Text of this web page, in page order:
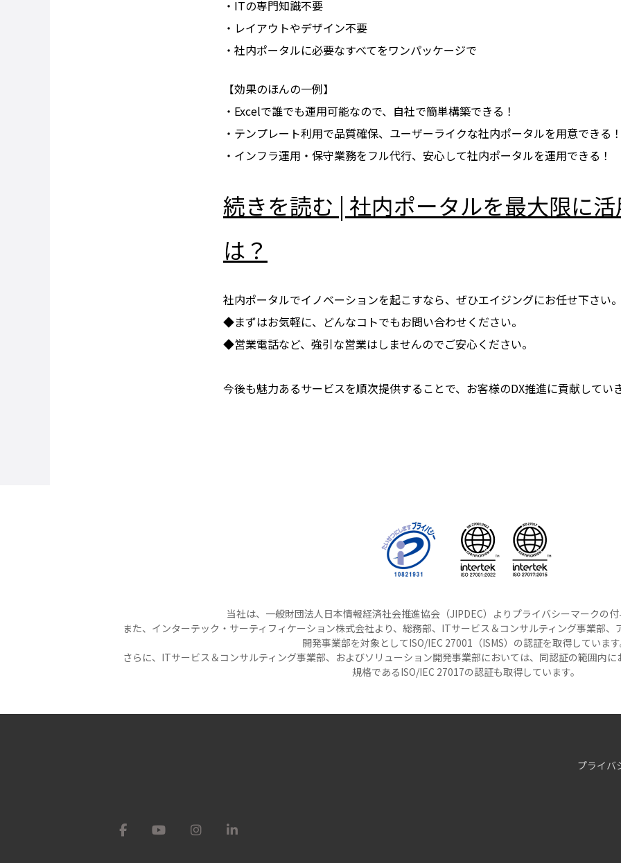
・ITの専門知識不要
・レイアウトやデザイン不要
・社内ポータルに必要なすべてをワンパッケージで
【効果のほんの一例】
・Excelで誰でも運用可能なので、自社で簡単構築できる！
・テンプレート利用で品質確保、ユーザーライクな社内ポータルを用意できる！
・インフラ運用・保守業務をフル代行、安心して社内ポータルを運用できる！
続きを読む | 社内ポータルを最大限に
は？
社内ポータルでイノベーションを起こすなら、ぜひエイジングにお任せ下さい。
◆まずはお気軽に、どんなコトでもお問い合わせください。
◆営業電話など、強引な営業はしませんのでご安心ください。
今後も魅力あるサービスを順次提供することで、お客様のDX推進に貢献していき
当社は、一般財団法人日本情報経済社会推進協会（JIPDEC）よりプライバシーマークの付
また、インターテック・サーティフィケーション株式会社より、総務部、ITサービス＆コンサルティング事業部
開発事業部を対象としてISO/IEC 27001（ISMS）の認証を取得しています
さらに、ITサービス＆コンサルティング事業部、およびソリューション開発事業部においては、同認証の範囲内
規格であるISO/IEC 27017の認証も取得しています。
プライバ